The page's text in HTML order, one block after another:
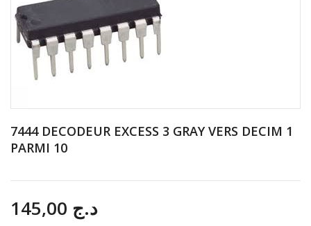
7444 DECODEUR EXCESS 3 GRAY VERS DECIM 1
PARMI 10
د.ج